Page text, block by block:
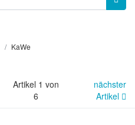
KaWe
Artikel 1 von
6
nächster
Artikel